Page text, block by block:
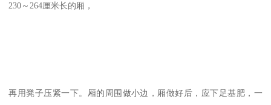
230～264厘米长的厢，
再用凳子压紧一下。厢的周围做小边，厢做好后，应下足基肥，一